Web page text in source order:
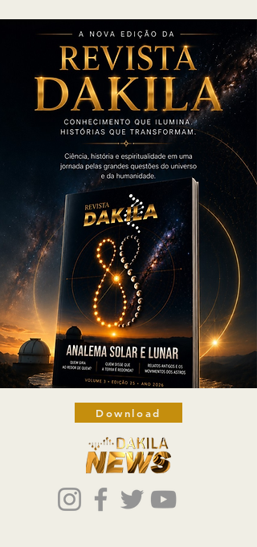
Download